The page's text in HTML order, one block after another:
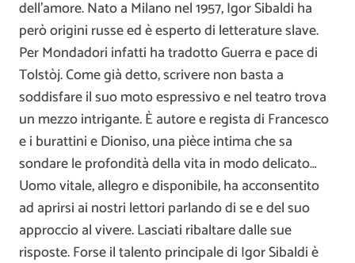
dell’amore. Nato a Milano nel 1957, Igor Sibaldi ha
però origini russe ed è esperto di letterature slave.
Per Mondadori infatti ha tradotto Guerra e pace di
Tolstòj. Come già detto, scrivere non basta a
soddisfare il suo moto espressivo e nel teatro trova
un mezzo intrigante. È autore e regista di Francesco
e i burattini e Dioniso, una pièce intima che sa
sondare le profondità della vita in modo delicato…
Uomo vitale, allegro e disponibile, ha acconsentito
ad aprirsi ai nostri lettori parlando di se e del suo
approccio al vivere. Lasciati ribaltare dalle sue
risposte. Forse il talento principale di Igor Sibaldi è